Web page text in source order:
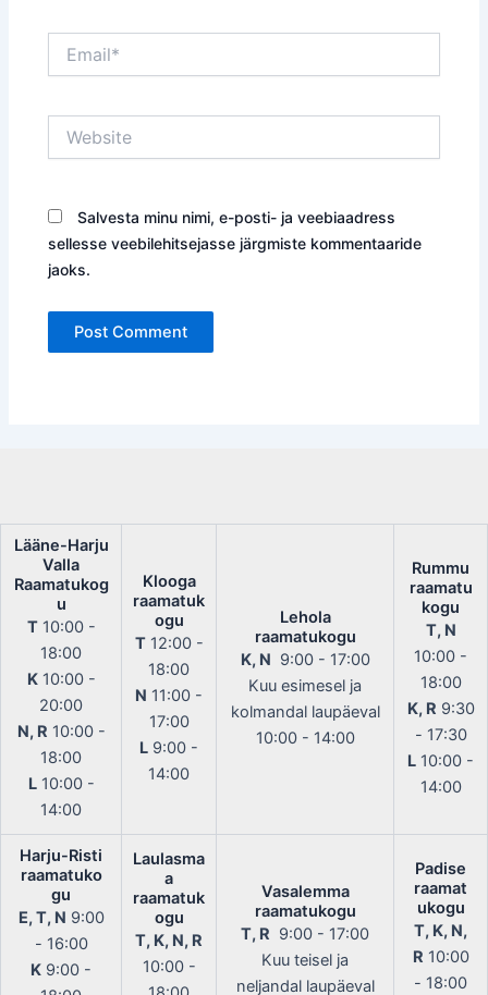
Salvesta minu nimi, e-posti- ja veebiaadress
sellesse veebilehitsejasse järgmiste kommentaaride
jaoks.
Lääne-Harju
Valla
Raamatukog
u
T10:00 -
18:00
K10:00 -
20:00
N, R 10:00 -
18:00
L10:00 -
14:00
Klooga
raamatuk
ogu
T12:00 -
18:00
N 11:00 -
17:00
L 9:00 -
14:00
Lehola
raamatukogu
K, N 9:00 - 17:00
Kuu esimesel ja
kolmandal laupäeval
10:00 - 14:00
Rummu
raamatu
kogu
T, N
10:00 -
18:00
K, R 9:30
- 17:30
L 10:00 -
14:00
Harju-Risti
raamatuko
gu
E, T, N 9:00
- 16:00
K 9:00 -
Laulasma
a
raamatuk
ogu
T, K, N, R
10:00 -
Vasalemma
raamatukogu
T, R 9:00 - 17:00
Kuu teisel ja
neljandal laupäeval
Padise
raamat
ukogu
T, K, N,
R 10:00
- 18:00